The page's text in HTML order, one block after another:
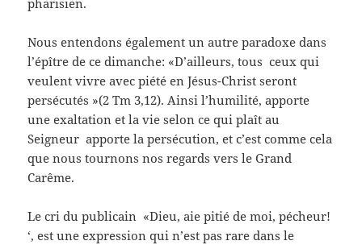
pharisien.
Nous entendons également un autre paradoxe dans
l’épître de ce dimanche: «D’ailleurs, tous ceux qui
veulent vivre avec piété en Jésus-Christ seront
persécutés »(2 Tm 3,12). Ainsi l’humilité, apporte
une exaltation et la vie selon ce qui plaît au
Seigneur apporte la persécution, et c’est comme cela
que nous tournons nos regards vers le Grand
Carême.
Le cri du publicain «Dieu, aie pitié de moi, pécheur!
‘, est une expression qui n’est pas rare dans le